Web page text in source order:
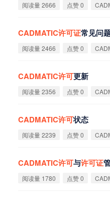
阅读量 2666 点赞 0
CADMATIC许可证常见问
阅读量 2466 点赞 0
CADMATIC许可更新
阅读量 2356 点赞 0
CADMATIC许可状态
阅读量 2239 点赞 0
CADMATIC许可与许可证
阅读量 1780 点赞 0